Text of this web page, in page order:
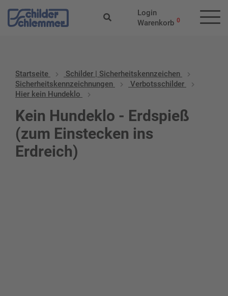
Login
Warenkorb 0
Startseite
Schilder | Sicherheitskennzeichen
Sicherheitskennzeichnungen
Verbotsschilder
Hier kein Hundeklo
Kein Hundeklo - Erdspieß
(zum Einstecken ins
Erdreich)